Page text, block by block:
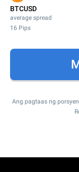
BTCUSD
average spread
16 Pips
Ang pagtaas ng